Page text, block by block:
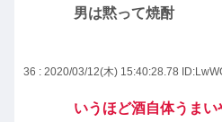
男は黙って焼酎
36 : 2020/03/12(木) 15:40:28.78
いうほど酒自体うまい